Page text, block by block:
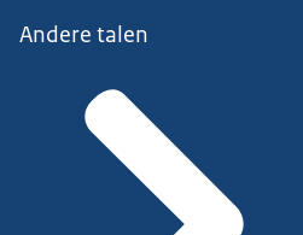
Andere talen